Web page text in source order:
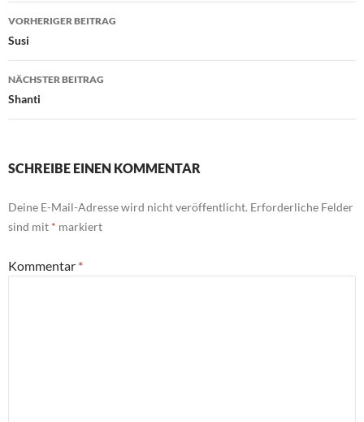
Beitragsnavigation
VORHERIGER BEITRAG
Susi
NÄCHSTER BEITRAG
Shanti
SCHREIBE EINEN KOMMENTAR
Deine E-Mail-Adresse wird nicht veröffentlicht. Erforderliche Felder
sind mit * markiert
Kommentar *